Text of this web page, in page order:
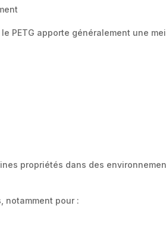
PETG apporte généralement une
propriétés dans des
notamment pour :